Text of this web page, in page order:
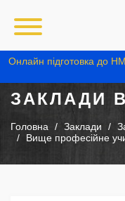
Онлайн підготовка до
ЗАКЛАДИ
Головна Заклади
Вище професійне